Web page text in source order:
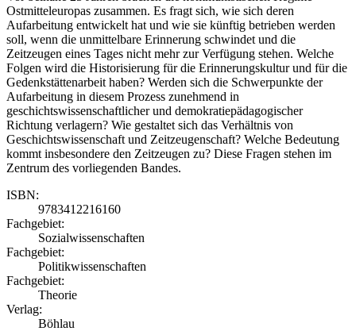
Ostmitteleuropas zusammen. Es fragt sich, wie sich deren
Aufarbeitung entwickelt hat und wie sie künftig betrieben werden
soll, wenn die unmittelbare Erinnerung schwindet und die
Zeitzeugen eines Tages nicht mehr zur Verfügung stehen. Welche
Folgen wird die Historisierung für die Erinnerungskultur und für die
Gedenk­stättenarbeit haben? Werden sich die Schwerpunkte der
Aufarbeitung in diesem Prozess zunehmend in
geschichtswissenschaftlicher und demokratiepädagogischer
Richtung verlagern? Wie gestaltet sich das Verhältnis von
Geschichtswissenschaft und Zeitzeugenschaft? Welche Bedeutung
kommt insbesondere den Zeitzeugen zu? Diese Fragen stehen im
Zentrum des vor­liegenden Bandes.
ISBN:
9783412216160
Fachgebiet:
Sozialwissenschaften
Fachgebiet:
Politikwissenschaften
Fachgebiet:
Theorie
Verlag:
Böhlau